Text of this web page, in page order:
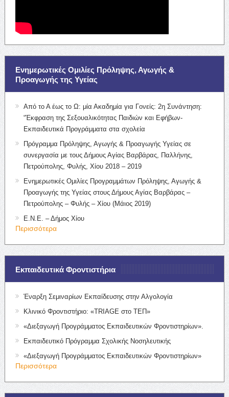
Ενημερωτικές Ομιλίες Πρόληψης, Αγωγής &
Προαγωγής της Υγείας
Από το Α έως το Ω: μία Ακαδημία για Γονείς: 2η Συνάντηση:
“Έκφραση της Σεξουαλικότητας Παιδιών και Εφήβων-
Εκπαιδευτικά Προγράμματα στα σχολεία
Πρόγραμμα Πρόληψης, Αγωγής & Προαγωγής Υγείας σε
συνεργασία με τους Δήμους Αγίας Βαρβάρας, Παλλήνης,
Πετρούπολης, Φυλής, Χίου 2018 – 2019
Ενημερωτικές Ομιλίες Προγραμμάτων Πρόληψης, Αγωγής &
Προαγωγής της Υγείας στους Δήμους Αγίας Βαρβάρας –
Πετρούπολης – Φυλής – Χίου (Μάιος 2019)
Ε.Ν.Ε. – Δήμος Χίου
Περισσότερα
Εκπαιδευτικά Φροντιστήρια
Έναρξη Σεμιναρίων Εκπαίδευσης στην Αλγολογία
Κλινικό Φροντιστήριο: «TRIAGE στο ΤΕΠ»
«Διεξαγωγή Προγράμματος Εκπαιδευτικών Φροντιστηρίων».
Εκπαιδευτικό Πρόγραμμα Σχολικής Νοσηλευτικής
«Διεξαγωγή Προγράμματος Εκπαιδευτικών Φροντιστηρίων»
Περισσότερα